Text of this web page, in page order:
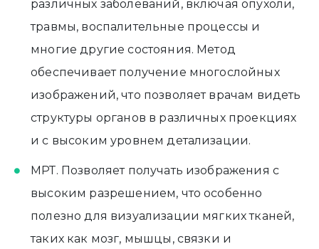
различных заболеваний, включая опухоли,
травмы, воспалительные процессы и
многие другие состояния. Метод
обеспечивает получение многослойных
изображений, что позволяет врачам видеть
структуры органов в различных проекциях
и с высоким уровнем детализации.
МРТ. Позволяет получать изображения с
высоким разрешением, что особенно
полезно для визуализации мягких тканей,
таких как мозг, мышцы, связки и